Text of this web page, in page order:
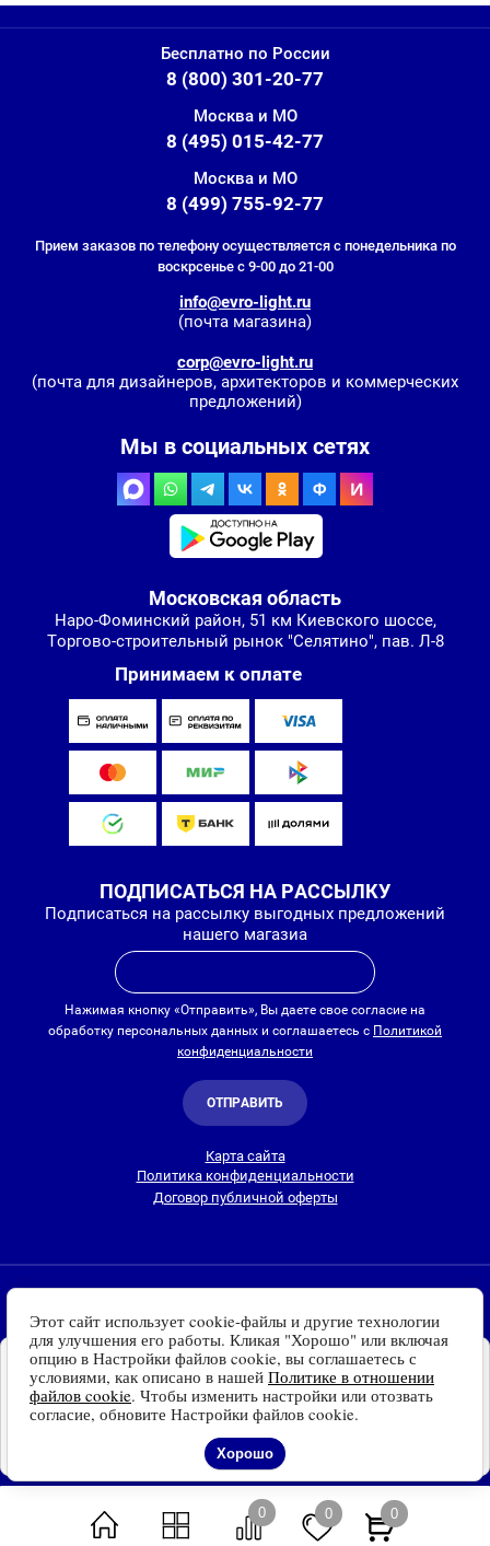
Установите наш сайт на
Ваше устройство
Доступно для устройств
на платформе Android
Установить
Бесплатно по России
8 (800) 301-20-77
Москва и МО
8 (495) 015-42-77
Москва и МО
8 (499) 755-92-77
Прием заказов по телефону осуществляется с понедельника по
воскрсенье с 9-00 до 21-00
info@evro-light.ru
(почта магазина)
corp@evro-light.ru
(почта для дизайнеров, архитекторов и коммерческих
предложений)
Мы в социальных сетях
Московская область
Наро-Фоминский район, 51 км Киевского шоссе,
Торгово-строительный рынок "Селятино", пав. Л-8
Принимаем к оплате
ПОДПИСАТЬСЯ НА РАССЫЛКУ
Подписаться на рассылку выгодных предложений
нашего магазиа
Нажимая кнопку «Отправить», Вы даете свое согласие на
обработку персональных данных и соглашаетесь с Политикой
конфиденциальности
ОТПРАВИТЬ
Карта сайта
Политика конфиденциальности
Договор публичной оферты
Люстры, светильники и другие приборы освещения для
дома и улицы с доставкойпо всей России. Все права
защищены.
Информация о технических характеристиках, стране изготовления, внешнем
виде и цвете товаровносит справочный
и основывается на последних доступных к моменту публикации
сведениях
0 0 0
Этот сайт использует cookie-файлы и другие технологии
для улучшения его работы. Кликая "Хорошо" или включая
опцию в Настройки файлов cookie, вы соглашаетесь с
условиями, как описано в нашей Политике в отношении
файлов cookie. Чтобы изменить настройки или отозвать
согласие, обновите Настройки файлов cookie.
Хорошо